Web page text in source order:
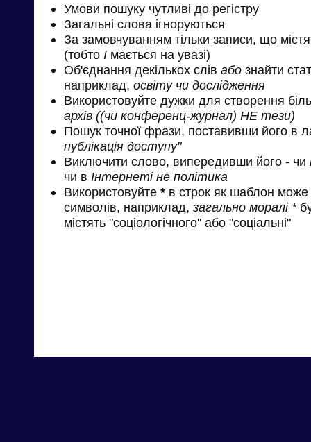
Умови пошуку чутливі до регістру
Загальні слова ігноруються
За замовчуванням тільки записи, що
(тобто І мається на увазі)
Об'єднання декількох слів або знайти
наприклад, освіту чи дослідження
Використовуйте дужки для створення
архів ((чи конференц-журнал) НЕ тези)
Пошук точної фрази, поставивши його в
публікація доступу"
Виключити слово, випередивши його - чи
чи в Інтернеті не політика
Використовуйте * в строк як шаблон може
символів, наприклад, загально моралі *
містять "соціологічного" або "соціальні"